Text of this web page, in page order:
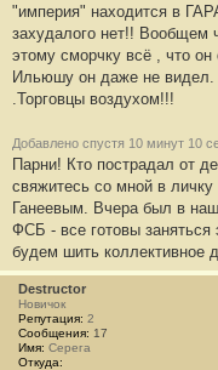
#
5
"империя" находится в
захудалого нет!! Вообщем
этому сморчку всё , что
Ильюшу он даже не
.Торговцы воздухом!!!
Добавлено спустя 10 минут 10
Парни! Кто пострадал от
свяжитесь со мной в
Ганеевым. Вчера был в
ФСБ - все готовы
будем шить коллективное
Destructor
Новичок
Репутация: 2
Сообщения: 17
Имя: Cерега
Откуда: